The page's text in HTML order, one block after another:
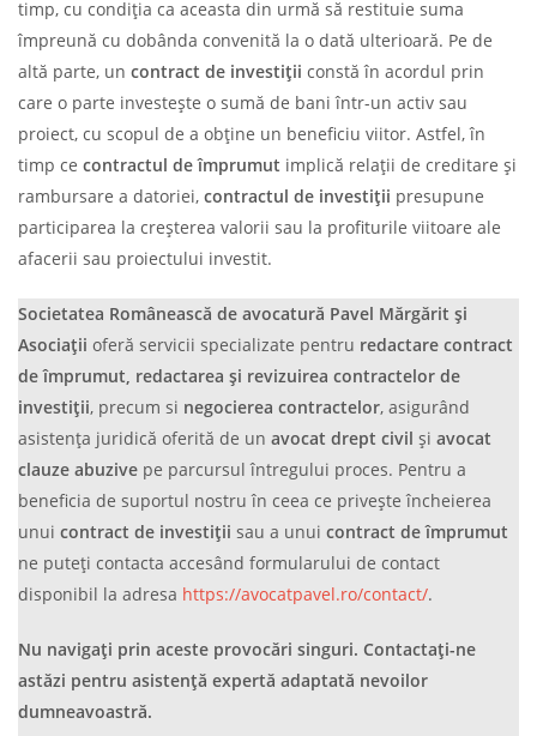
timp, cu condiția ca aceasta din urmă să restituie suma
împreună cu dobânda convenită la o dată ulterioară. Pe de
altă parte, un contract de investiții constă în acordul prin
care o parte investește o sumă de bani într-un activ sau
proiect, cu scopul de a obține un beneficiu viitor. Astfel, în
timp ce contractul de împrumut implică relații de creditare și
rambursare a datoriei, contractul de investiții presupune
participarea la creșterea valorii sau la profiturile viitoare ale
afacerii sau proiectului investit.
Societatea Românească de avocatură Pavel Mărgărit și
Asociații oferă servicii specializate pentru redactare contract
de împrumut, redactarea și revizuirea contractelor de
investiții, precum si negocierea contractelor, asigurând
asistența juridică oferită de un avocat drept civil și avocat
clauze abuzive pe parcursul întregului proces. Pentru a
beneficia de suportul nostru în ceea ce privește încheierea
unui contract de investiții sau a unui contract de împrumut
ne puteți contacta accesând formularului de contact
disponibil la adresa https://avocatpavel.ro/contact/.
Nu navigați prin aceste provocări singuri. Contactați-ne
astăzi pentru asistență expertă adaptată nevoilor
dumneavoastră.